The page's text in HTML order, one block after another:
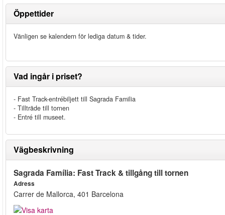
Öppettider
Vänligen se kalendern för lediga datum & tider.
Vad ingår i priset?
- Fast Track-entrébiljett till Sagrada Familia
- Tillträde till tornen
- Entré till museet.
Vägbeskrivning
Sagrada Família: Fast Track & tillgång till tornen
Adress
Carrer de Mallorca, 401 Barcelona